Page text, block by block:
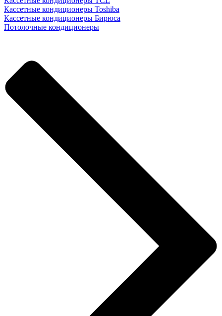
Кассетные кондиционеры Toshiba
Кассетные кондиционеры Бирюса
Потолочные кондиционеры